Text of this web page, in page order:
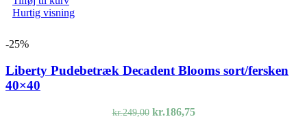
Hurtig visning
-25%
Liberty Pudebetræk Decadent Blooms sort/fersken
40×40
kr.249,00 Den
kr.186,75Den